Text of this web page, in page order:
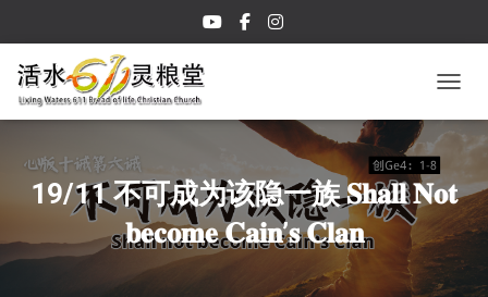
19/11 不可成为该隐一族 𝐒𝐡𝐚𝐥𝐥 𝐍𝐨𝐭
𝐛𝐞𝐜𝐨𝐦𝐞 𝐂𝐚𝐢𝐧’𝐬 𝐂𝐥𝐚𝐧